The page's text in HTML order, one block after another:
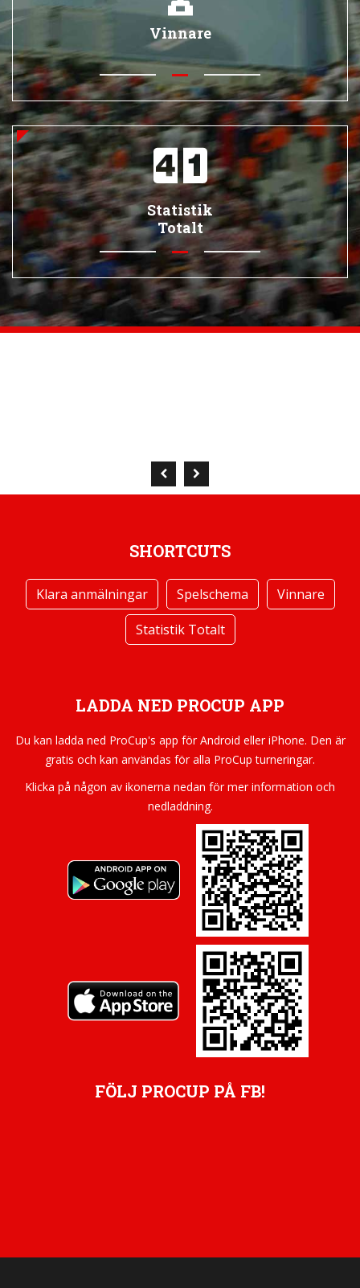
Vinnare
Statistik
Totalt
SHORTCUTS
Klara anmälningar Spelschema
Vinnare
Statistik Totalt
LADDA NED PROCUP APP
Du kan ladda ned ProCup's app för Android eller iPhone. Den är
gratis och kan användas för alla ProCup turneringar.
Klicka på någon av ikonerna nedan för mer information och
nedladdning.
FÖLJ PROCUP PÅ FB!